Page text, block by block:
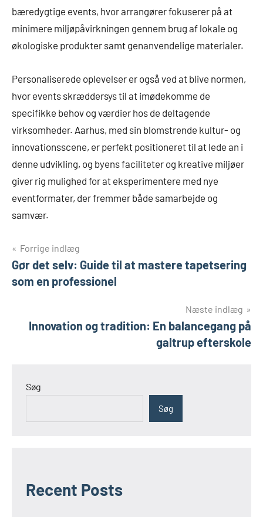
bæredygtige events, hvor arrangører fokuserer på at
minimere miljøpåvirkningen gennem brug af lokale og
økologiske produkter samt genanvendelige materialer.
Personaliserede oplevelser er også ved at blive normen,
hvor events skræddersys til at imødekomme de
specifikke behov og værdier hos de deltagende
virksomheder. Aarhus, med sin blomstrende kultur- og
innovationsscene, er perfekt positioneret til at lede an i
denne udvikling, og byens faciliteter og kreative miljøer
giver rig mulighed for at eksperimentere med nye
eventformater, der fremmer både samarbejde og
samvær.
Indlægsnavigation
Forrige indlæg
Gør det selv: Guide til at mastere tapetsering
som en professionel
Næste indlæg
Innovation og tradition: En balancegang på
galtrup efterskole
Søg
Søg
Recent Posts